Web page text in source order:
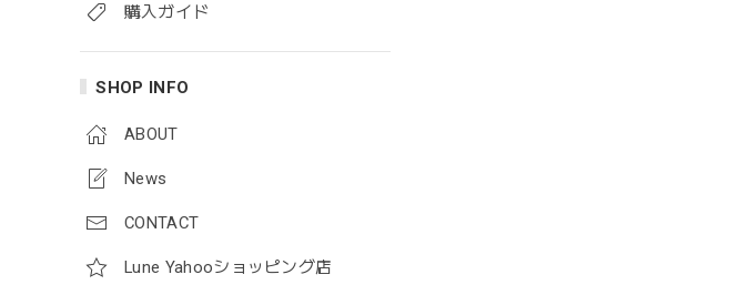
購入ガイド
SHOP INFO
ABOUT
News
CONTACT
Lune Yahooショッピング店